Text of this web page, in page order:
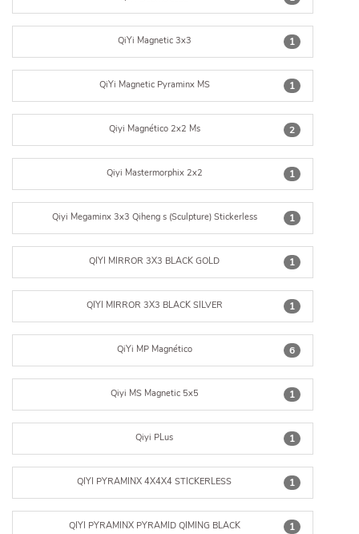
1
QiYi Magnetic 3x3
1
QiYi Magnetic Pyraminx MS
2
Qiyi Magnético 2x2 Ms
1
Qiyi Mastermorphix 2x2
1
Qiyi Megaminx 3x3 Qiheng s (Sculpture) Stickerless
1
QIYI MIRROR 3X3 BLACK GOLD
1
QIYI MIRROR 3X3 BLACK SILVER
6
QiYi MP Magnético
1
Qiyi MS Magnetic 5x5
1
Qiyi PLus
1
QIYI PYRAMINX 4X4X4 STICKERLESS
1
QIYI PYRAMINX PYRAMID QIMING BLACK